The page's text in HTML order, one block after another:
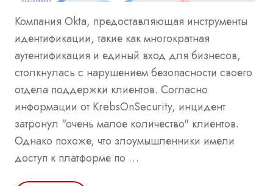
Компания Okta, предоставляющая инструменты
идентификации, такие как многократная
аутентификация и единый вход для бизнесов,
столкнулась с нарушением безопасности своего
отдела поддержки клиентов. Согласно
информации от KrebsOnSecurity, инцидент
затронул "очень малое количество" клиентов.
Однако похоже, что злоумышленники имели
доступ к платформе по …